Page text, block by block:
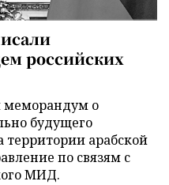
российских
меморандум о
будущего
территории арабской
по связям с
МИД.